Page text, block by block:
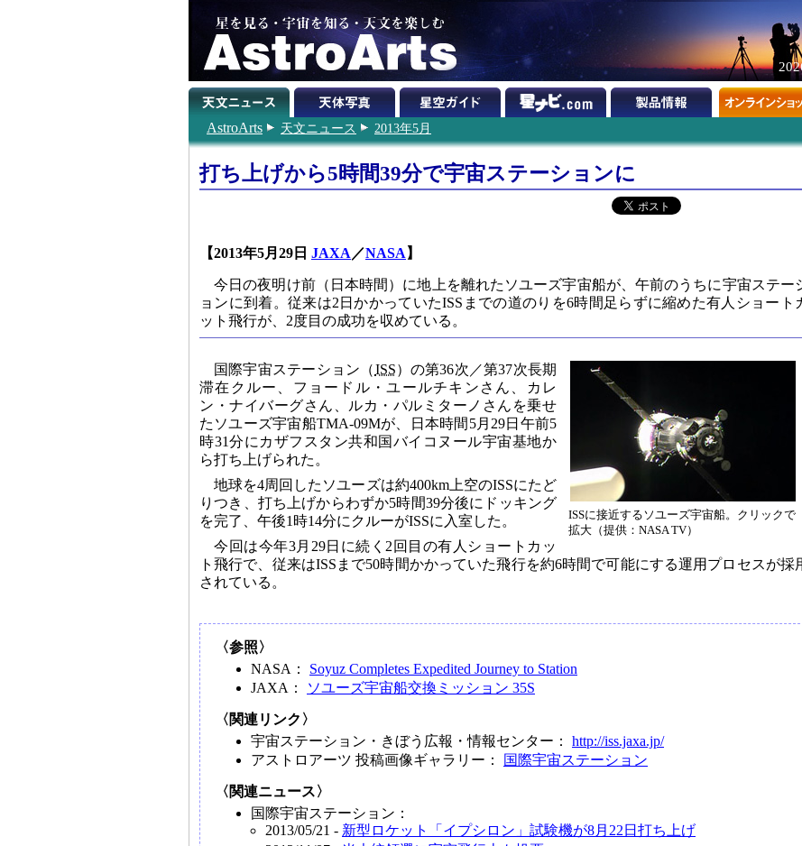
AstroArts 天文ニュース 2013年5月
打ち上げから5時間39分で宇宙ステーションに
【2013年5月29日 JAXA ／NASA 】
今日の夜明け前（日本時間）に地上を離れたソユーズ宇宙船が、午前のうちに宇宙ステー
ョンに到着。従来は2日かかっていたISSまでの道のりを6時間足らずに縮めた有人ショート
ット飛行が、2度目の成功を収めている。
ISSに接近するソユーズ宇宙船。クリックで
拡大（提供：NASA TV）
国際宇宙ステーション（ISS）の第36次／第37次長期
滞在クルー、フョードル・ユールチキンさん、カレ
ン・ナイバーグさん、ルカ・パルミターノさんを乗せ
たソユーズ宇宙船TMA-09Mが、日本時間5月29日午前5
時31分にカザフスタン共和国バイコヌール宇宙基地か
ら打ち上げられた。
地球を4周回したソユーズは約400km上空のISSにたど
りつき、打ち上げからわずか5時間39分後にドッキング
を完了、午後1時14分にクルーがISSに入室した。
今回は今年3月29日に続く2回目の有人ショートカッ
ト飛行で、従来はISSまで50時間かかっていた飛行を約6時間で可能にする運用プロセスが採
されている。
〈参照〉
NASA： Soyuz Completes Expedited Journey to Station
JAXA：
ソユーズ宇宙船交換ミッション 35S
〈関連リンク〉
宇宙ステーション・きぼう広報・情報センター： http://iss.jaxa.jp/
アストロアーツ 投稿画像ギャラリー：
国際宇宙ステーション
〈関連ニュース〉
国際宇宙ステーション：
2013/05/21 - 新型ロケット「イプシロン」試験機が8月22日打ち上げ